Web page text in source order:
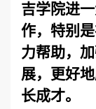
吉学院进
作，特别
力帮助，
展，更好
长成才。